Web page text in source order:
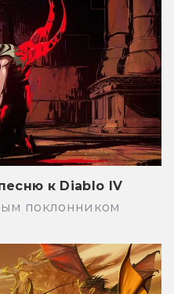
к Diablo IV
поклонником